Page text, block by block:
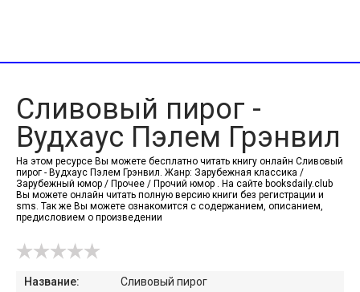
Сливовый пирог -
Вудхаус Пэлем Грэнвил
На этом ресурсе Вы можете бесплатно читать книгу онлайн Сливовый
пирог - Вудхаус Пэлем Грэнвил. Жанр: Зарубежная классика /
Зарубежный юмор / Прочее / Прочий юмор . На сайте booksdaily.club
Вы можете онлайн читать полную версию книги без регистрации и
sms. Так же Вы можете ознакомится с содержанием, описанием,
предисловием о произведении
Название: Сливовый пирог